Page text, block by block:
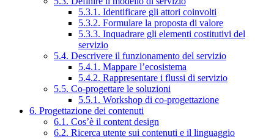
5.3.1. Identificare gli attori coinvolti
5.3.2. Formulare la proposta di valore
5.3.3. Inquadrare gli elementi costitutivi del
servizio
5.4. Descrivere il funzionamento del servizio
5.4.1. Mappare l’ecosistema
5.4.2. Rappresentare i flussi di servizio
5.5. Co-progettare le soluzioni
5.5.1. Workshop di co-progettazione
6. Progettazione dei contenuti
6.1. Cos’è il content design
6.2. Ricerca utente sui contenuti e il linguaggio